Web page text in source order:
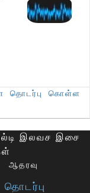
தொடர்பு கொள்ள
இலவச இசை
ஆதரவு
தொடர்பு